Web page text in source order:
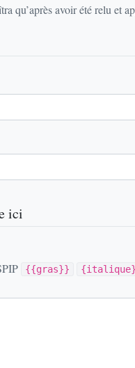
qu’après avoir été relu et
ici
{{gras}} {italique}